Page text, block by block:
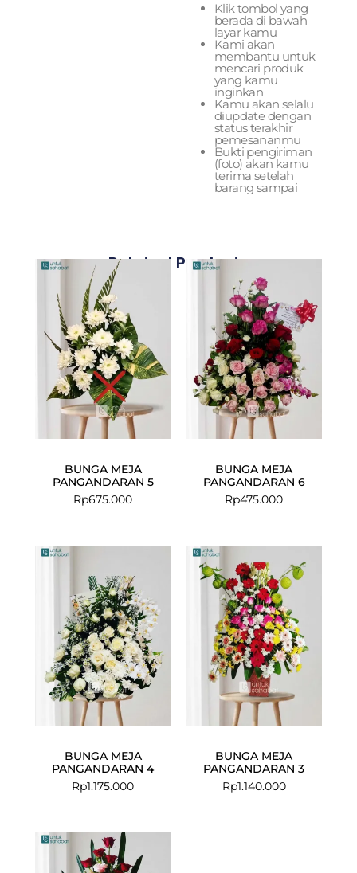
Klik tombol yang
berada di bawah
layar kamu
Kami akan
membantu untuk
mencari produk
yang kamu
inginkan
Kamu akan selalu
diupdate dengan
status terakhir
pemesananmu
Bukti pengiriman
(foto) akan kamu
terima setelah
barang sampai
Related Products
BUNGA MEJA
PANGANDARAN 5
Rp675.000
BUNGA MEJA
PANGANDARAN 6
Rp475.000
BUNGA MEJA
PANGANDARAN 4
Rp1.175.000
BUNGA MEJA
PANGANDARAN 3
Rp1.140.000